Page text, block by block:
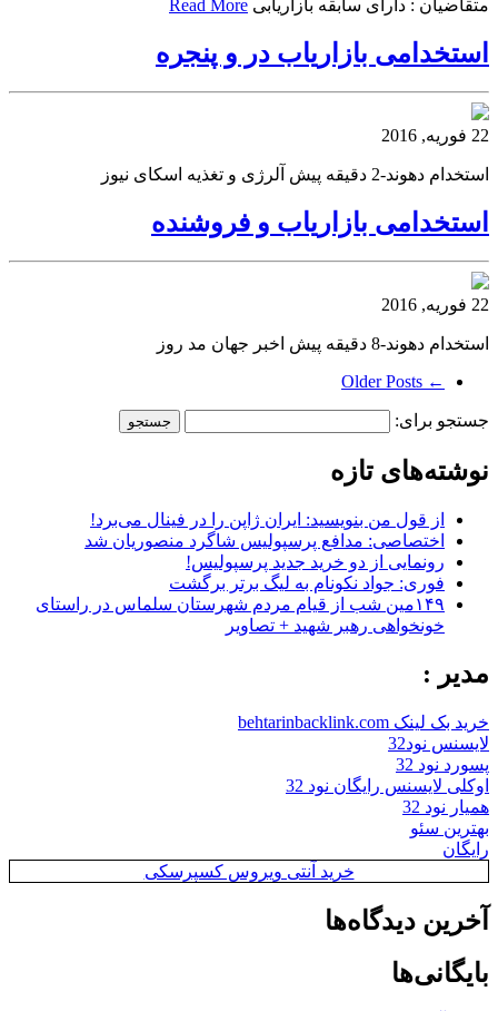
متقاضیان : دارای سابقه بازاریابی Read More
استخدامی بازاریاب در و پنجره
22 فوریه, 2016
استخدام دهوند-2 دقیقه پیش آلرژی و تغذیه اسکای نیوز
استخدامی بازاریاب و فروشنده
22 فوریه, 2016
استخدام دهوند-8 دقیقه پیش اخبر جهان مد روز
← Older Posts
جستجو برای:
نوشته‌های تازه
از قول من بنویسید: ایران ژاپن را در فینال می‌برد!
اختصاصی: مدافع پرسپولیس شاگرد منصوریان شد
رونمایی از دو خرید جدید پرسپولیس!
فوری: جواد نکونام به لیگ برتر برگشت
۱۴۹مین شب از قیام مردم شهرستان سلماس در راستای
خونخواهی رهبر شهید + تصاویر
مدیر :
خرید بک لینک behtarinbacklink.com
لایسنس نود32
پسورد نود 32
اوکلی لایسنس رایگان نود 32
همیار نود 32
بهترین سئو
رایگان
خرید آنتی ویروس کسپرسکی
آخرین دیدگاه‌ها
بایگانی‌ها